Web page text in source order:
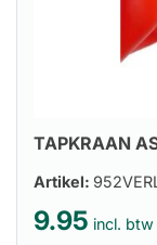
TAPKRAAN
Artikel:
9.95 incl. btw